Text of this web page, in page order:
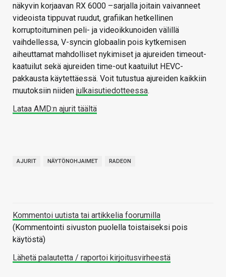
näkyvin korjaavan RX 6000 –sarjalla joitain vaivanneet
videoista tippuvat ruudut, grafiikan hetkellinen
korruptoituminen peli- ja videoikkunoiden välillä
vaihdellessa, V-syncin globaalin pois kytkemisen
aiheuttamat mahdolliset nykimiset ja ajureiden timeout-
kaatuilut sekä ajureiden time-out kaatuilut HEVC-
pakkausta käytettäessä. Voit tutustua ajureiden kaikkiin
muutoksiin niiden julkaisutiedotteessa.
Lataa AMD:n ajurit täältä
AJURIT NÄYTÖNOHJAIMET RADEON
Kommentoi uutista tai artikkelia foorumilla
(Kommentointi sivuston puolella toistaiseksi pois
käytöstä)
Lähetä palautetta / raportoi kirjoitusvirheestä